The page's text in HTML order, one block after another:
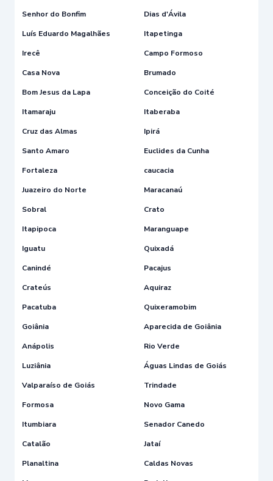
Senhor do Bonfim
Dias d'Ávila
Luís Eduardo Magalhães
Itapetinga
Irecê
Campo Formoso
Casa Nova
Brumado
Bom Jesus da Lapa
Conceição do Coité
Itamaraju
Itaberaba
Cruz das Almas
Ipirá
Santo Amaro
Euclides da Cunha
Fortaleza
caucacia
Juazeiro do Norte
Maracanaú
Sobral
Crato
Itapipoca
Maranguape
Iguatu
Quixadá
Canindé
Pacajus
Crateús
Aquiraz
Pacatuba
Quixeramobim
Goiânia
Aparecida de Goiânia
Anápolis
Rio Verde
Luziânia
Águas Lindas de Goiás
Valparaíso de Goiás
Trindade
Formosa
Novo Gama
Itumbiara
Senador Canedo
Catalão
Jataí
Planaltina
Caldas Novas